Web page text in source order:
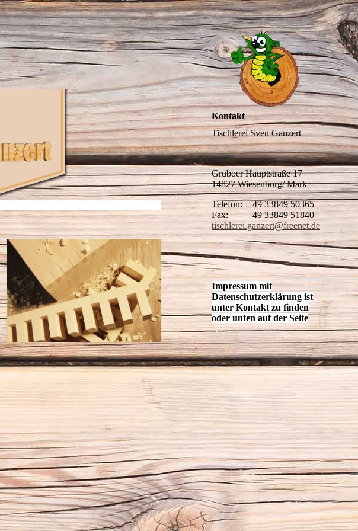
Kontakt
Tischlerei Sven Ganzert
Gruboer Hauptstraße 17
14827 Wiesenburg/ Mark
Telefon: +49 33849 50365
Fax: +49 33849 51840
tischlerei.ganzert@freenet.de
Impressum mit
Datenschutzerklärung ist
unter Kontakt zu finden
oder unten auf der Seite